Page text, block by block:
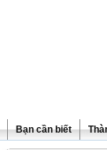
Bạn cần biết